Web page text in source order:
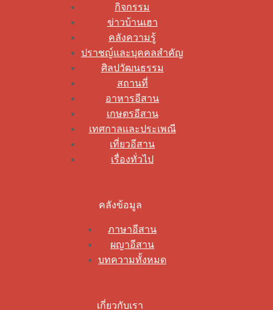
กิจกรรม
ข่าวบ้านเฮา
คลังความรู้
ปราชญ์และบุคคลสำคัญ
ศิลปวัฒนธรรม
สถานที่
อาหารอีสาน
เกษตรอีสาน
เทศกาลและประเพณี
เที่ยวอีสาน
เรื่องทั่วไป
คลังข้อมูล
ภาษาอีสาน
ผญาอีสาน
บทความทั้งหมด
เกี่ยวกับเรา